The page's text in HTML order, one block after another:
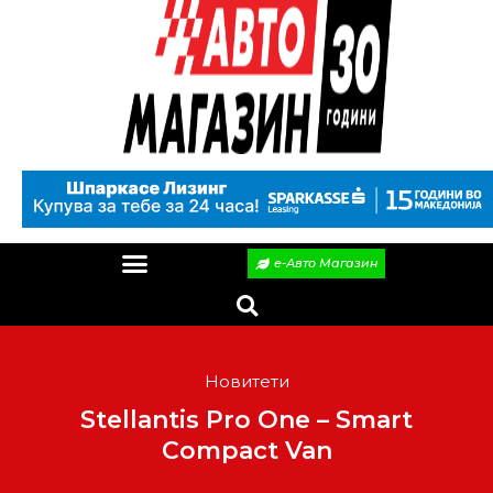
е-Авто Магазин
Новитети
Stellantis Pro One – Smart
Compact Van